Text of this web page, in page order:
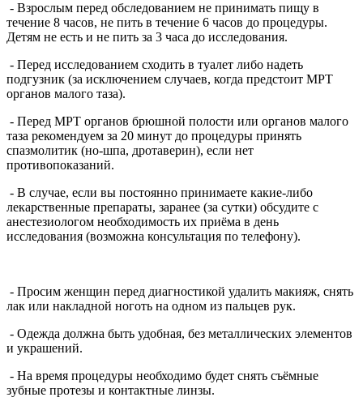
- Взрослым перед обследованием не принимать пищу в
течение 8 часов, не пить в течение 6 часов до процедуры.
Детям не есть и не пить за 3 часа до исследования.
- Перед исследованием сходить в туалет либо надеть
подгузник (за исключением случаев, когда предстоит МРТ
органов малого таза).
- Перед МРТ органов брюшной полости или органов малого
таза рекомендуем за 20 минут до процедуры принять
спазмолитик (но-шпа, дротаверин), если нет
противопоказаний.
- В случае, если вы постоянно принимаете какие-либо
лекарственные препараты, заранее (за сутки) обсудите с
анестезиологом необходимость их приёма в день
исследования (возможна консультация по телефону).
- Просим женщин перед диагностикой удалить макияж, снять
лак или накладной ноготь на одном из пальцев рук.
- Одежда должна быть удобная, без металлических элементов
и украшений.
- На время процедуры необходимо будет снять съёмные
зубные протезы и контактные линзы.